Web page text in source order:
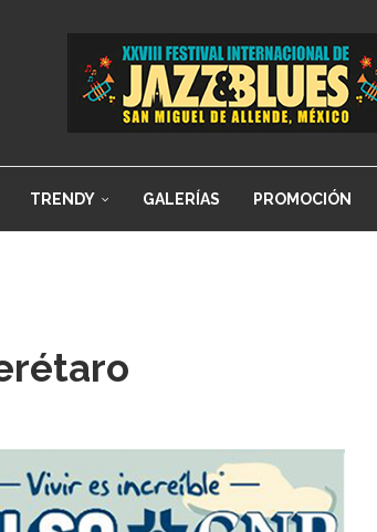
TRENDY GALERÍAS PROMOCIÓN